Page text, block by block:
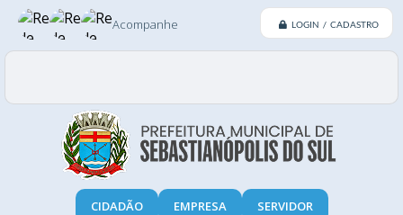
LOGIN / CADASTRO
Acompanhe
CIDADÃO EMPRESA SERVIDOR